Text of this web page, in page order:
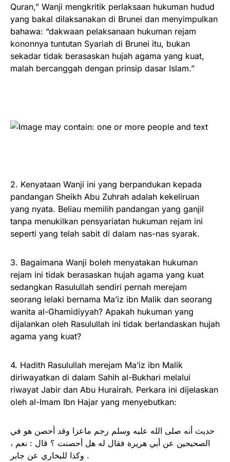
Quran,” Wanji mengkritik perlaksaan hukuman hudud
yang bakal dilaksanakan di Brunei dan menyimpulkan
bahawa: “dakwaan pelaksanaan hukuman rejam
kononnya tuntutan Syariah di Brunei itu, bukan
sekadar tidak berasaskan hujah agama yang kuat,
malah bercanggah dengan prinsip dasar Islam.”
2. Kenyataan Wanji ini yang berpandukan kepada
pandangan Sheikh Abu Zuhrah adalah kekeliruan
yang nyata. Beliau memilih pandangan yang ganjil
tanpa menukilkan pensyariatan hukuman rejam ini
seperti yang telah sabit di dalam nas-nas syarak.
3. Bagaimana Wanji boleh menyatakan hukuman
rejam ini tidak berasaskan hujah agama yang kuat
sedangkan Rasulullah sendiri pernah merejam
seorang lelaki bernama Ma’iz ibn Malik dan seorang
wanita al-Ghamidiyyah? Apakah hukuman yang
dijalankan oleh Rasulullah ini tidak berlandaskan hujah
agama yang kuat?
4. Hadith Rasulullah merejam Ma’iz ibn Malik
diriwayatkan di dalam Sahih al-Bukhari melalui
riwayat Jabir dan Abu Hurairah. Perkara ini dijelaskan
oleh al-Imam Ibn Hajar yang menyebutkan:
حديث أنه صلى الله عليه وسلم رجم ماعزا وقد أحصن هو في
الصحيحين عن أبي هريرة فقال له هل أحصنت ؟ قال : نعم ،
وكذا للبخاري عن جابر .